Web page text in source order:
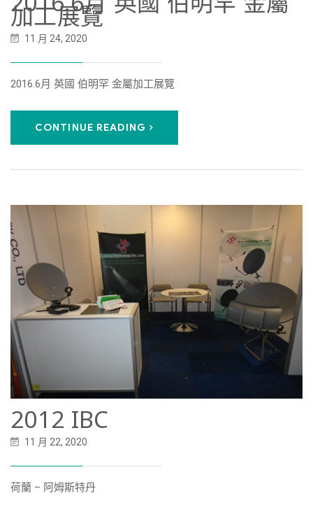
加工展覽
11 月 24, 2020
2016.6月 英國 伯明罕 金屬加工展覽
CONTINUE READING
2012 IBC
11 月 22, 2020
荷蘭 – 阿姆斯特丹